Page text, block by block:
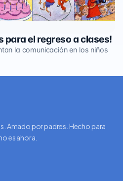
para el regreso a clases!
la comunicación en los niños
Amado por padres. Hecho para
es ahora.